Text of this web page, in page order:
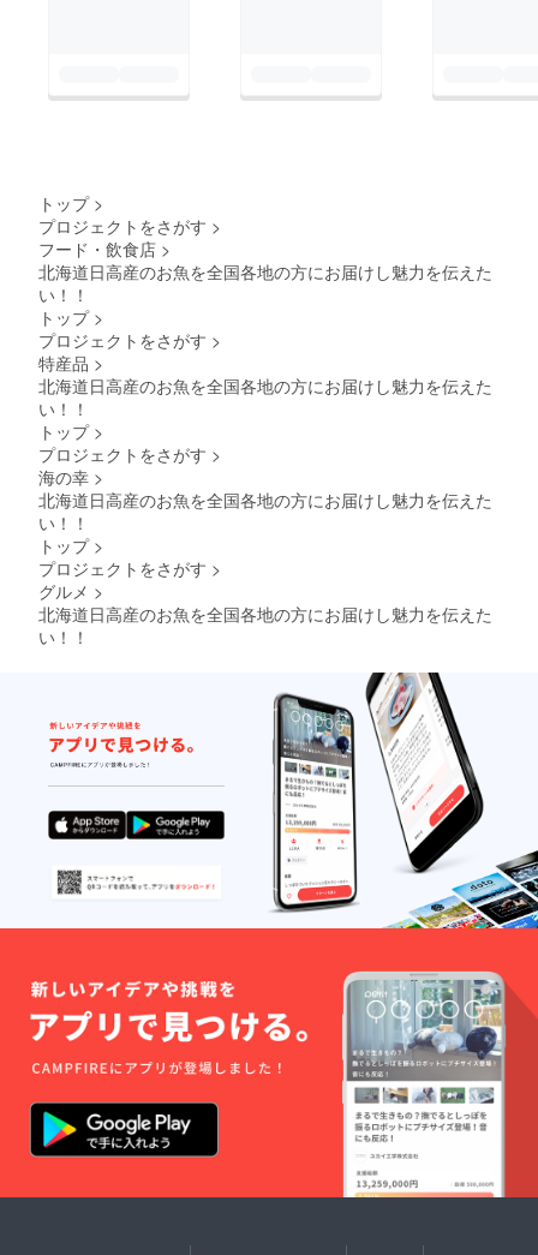
トップ >
プロジェクトをさがす >
フード・飲食店 >
北海道日高産のお魚を全国各地の方にお届けし魅力を伝えた
い！！
トップ >
プロジェクトをさがす >
特産品 >
北海道日高産のお魚を全国各地の方にお届けし魅力を伝えた
い！！
トップ >
プロジェクトをさがす >
海の幸 >
北海道日高産のお魚を全国各地の方にお届けし魅力を伝えた
い！！
トップ >
プロジェクトをさがす >
グルメ >
北海道日高産のお魚を全国各地の方にお届けし魅力を伝えた
い！！